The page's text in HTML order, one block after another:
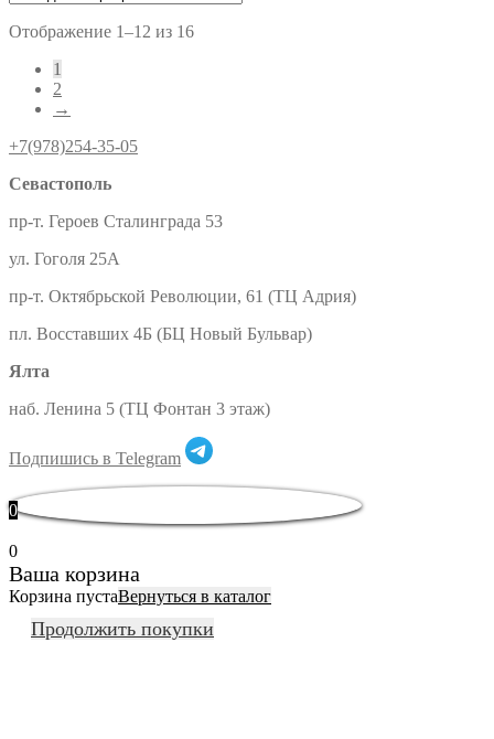
Отображение 1–12 из 16
1
2
→
+7(978)254-35-05
Севастополь
пр-т. Героев Сталинграда 53
ул. Гоголя 25А
пр-т. Октябрьской Революции, 61 (ТЦ Адрия)
пл. Восставших 4Б (БЦ Новый Бульвар)
Ялта
наб. Ленина 5 (ТЦ Фонтан 3 этаж)
Подпишись в Telegram
0
0
Ваша корзина
Корзина пустаВернуться в каталог
Продолжить покупки